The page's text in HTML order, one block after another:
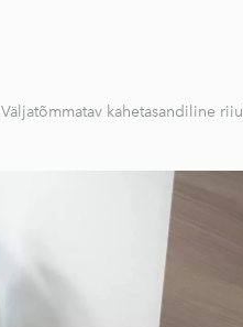
Väljatõmmatav kahetasandiline riiul